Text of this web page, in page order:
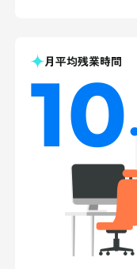
月平均残業時間